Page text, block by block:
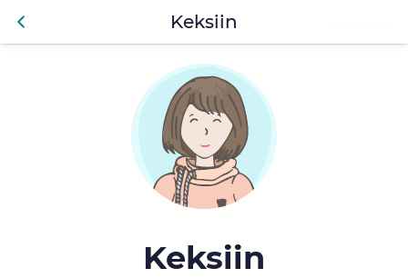
Zurü
Keksiin
Keksiin